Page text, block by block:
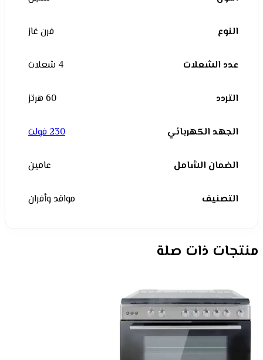
النوع فرن غاز
عدد الشعلات 4 شعلات
التردد 60 هرتز
الجهد الكهربائي 230 فولت
الضمان الشامل عامين
التصنيف مواقد وأفران
منتجات ذات صلة